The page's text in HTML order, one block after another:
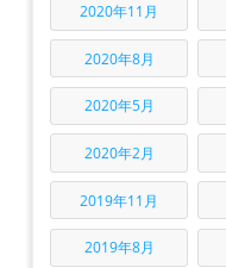
2020年11月
2020年8月
2020年5月
2020年2月
2019年11月
2019年8月